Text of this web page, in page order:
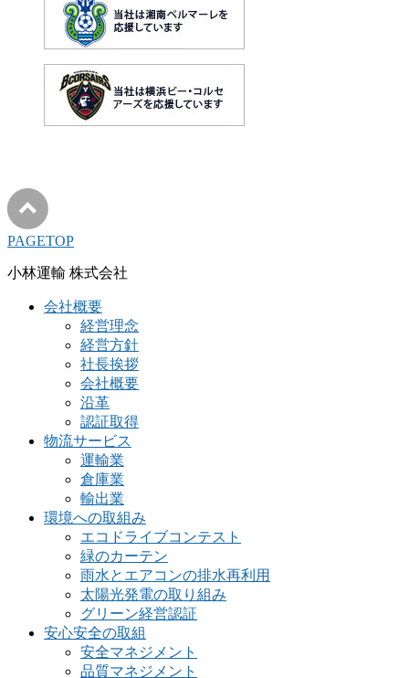
PAGETOP
小林運輸 株式会社
会社概要
経営理念
経営方針
社長挨拶
会社概要
沿革
認証取得
物流サービス
運輸業
倉庫業
輸出業
環境への取組み
エコドライブコンテスト
緑のカーテン
雨水とエアコンの排水再利用
太陽光発電の取り組み
グリーン経営認証
安心安全の取組
安全マネジメント
品質マネジメント